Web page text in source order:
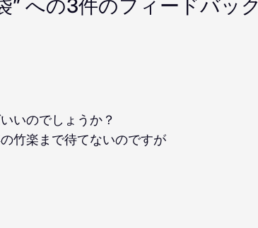
” への3件のフィードバック
いのでしょうか？
竹楽まで待てないのですが